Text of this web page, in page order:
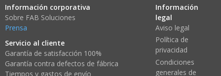
Información corporativa
Sobre FAB Soluciones
Prensa
Servicio al cliente
Garantía de satisfacción 100%
Garantía contra defectos de fábrica
Tiempos y gastos de envío
Información
legal
Aviso legal
Política de
privacidad
Condiciones
generales de